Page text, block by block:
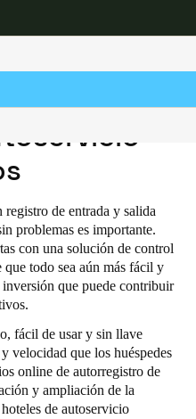
de idioma
North America
de entrada y salida
problemas es importante.
con una solución de control
que todo sea aún más fácil y
que puede contribuir
fácil de usar y sin llave
velocidad que los huéspedes
online de autorregistro de
y ampliación de la
de autoservicio